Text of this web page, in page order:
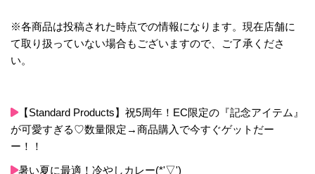
※各商品は投稿された時点での情報になります。現在店舗に
て取り扱っていない場合もございますので、ご了承くださ
い。
【Standard Products】祝5周年！EC限定の『記念アイテム』
が可愛すぎる♡数量限定→商品購入で今すぐゲットだー
ー！！
暑い夏に最適！冷やしカレー(*'▽')